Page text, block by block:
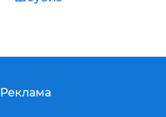
Реклама